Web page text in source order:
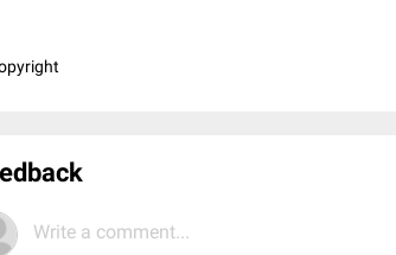
Write a comment...